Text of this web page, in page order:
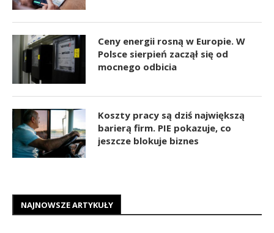
Ceny energii rosną w Europie. W
Polsce sierpień zaczął się od
mocnego odbicia
Koszty pracy są dziś największą
barierą firm. PIE pokazuje, co
jeszcze blokuje biznes
NAJNOWSZE ARTYKUŁY